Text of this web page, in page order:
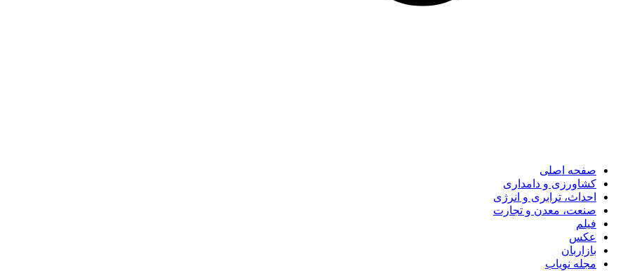
صفحه اصلی
کشاورزی و دامداری
احداث، ترابری و انرژی
صنعت، معدن و تجارت
فیلم
عکس
بازاربان
مجله نویاب